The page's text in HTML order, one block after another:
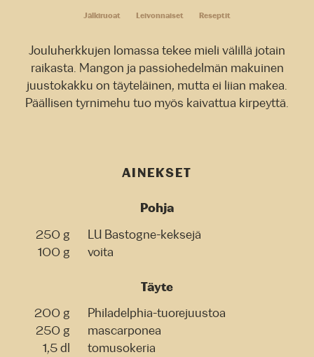
Jälkiruoat Leivonnaiset Reseptit
Jouluherkkujen lomassa tekee mieli välillä jotain
raikasta. Mangon ja passiohedelmän makuinen
juustokakku on täyteläinen, mutta ei liian makea.
Päällisen tyrnimehu tuo myös kaivattua kirpeyttä.
AINEKSET
Pohja
250 g
LU Bastogne-keksejä
100 g
voita
Täyte
200 g
Philadelphia-tuorejuustoa
250 g
mascarponea
1,5 dl
tomusokeria